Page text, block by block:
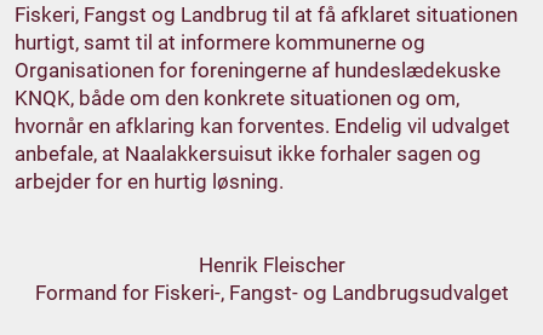
Fiskeri, Fangst og Landbrug til at få afklaret situationen
hurtigt, samt til at informere kommunerne og
Organisationen for foreningerne af hundeslædekuske
KNQK, både om den konkrete situationen og om,
hvornår en afklaring kan forventes. Endelig vil udvalget
anbefale, at Naalakkersuisut ikke forhaler sagen og
arbejder for en hurtig løsning.
Henrik Fleischer
Formand for Fiskeri-, Fangst- og Landbrugsudvalget